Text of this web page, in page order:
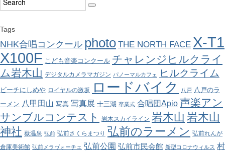
Tags
NHK合唱コンクール photo THE NORTH FACE X-T1
X100F こども音楽コンクール チャレンジヒルクライ
ム岩木山 デジタルカメラマガジン パノーマルカフェ ヒルクライム
ビーチにしめや ロイヤルの激坂 ロードバイク 八戸 八戸のラ
ーメン 八甲田山 写真 写真展 十三湖 卒業式 合唱団Apio 声楽アン
サンブルコンテスト
岩木スカイライン 岩木山 岩木山
神社 嶽温泉 弘前 弘前さくらまつり 弘前のラーメン 弘前れんが
倉庫美術館 弘前メラヴォーチェ 弘前公園 弘前市民会館 新型コロナウィルス 村